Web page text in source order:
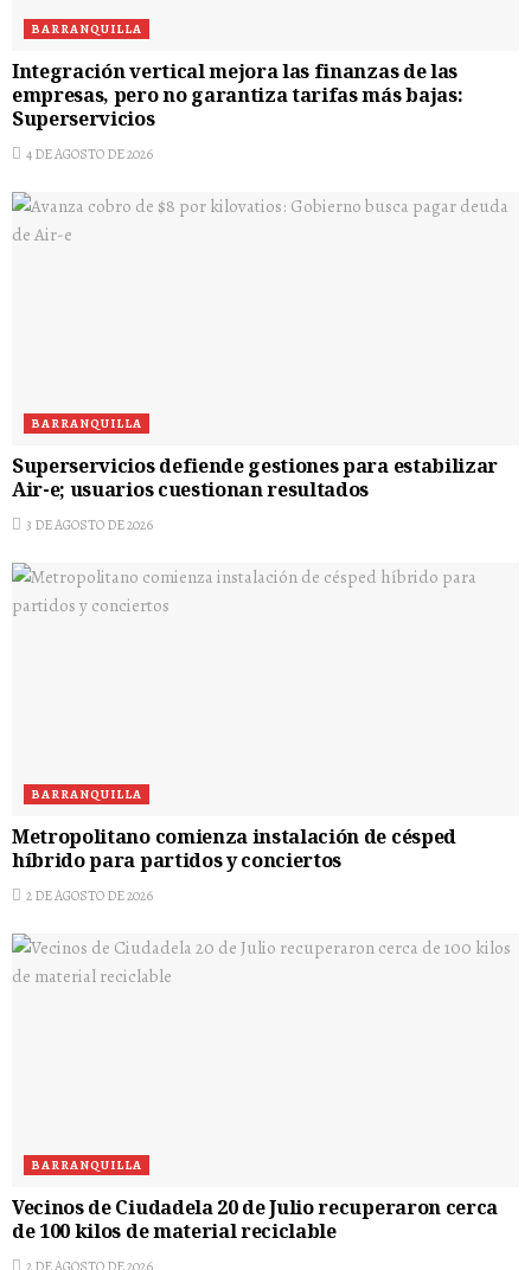
BARRANQUILLA
Integración vertical mejora las finanzas de las
empresas, pero no garantiza tarifas más bajas:
Superservicios
4 DE AGOSTO DE 2026
BARRANQUILLA
Superservicios defiende gestiones para estabilizar
Air-e; usuarios cuestionan resultados
3 DE AGOSTO DE 2026
BARRANQUILLA
Metropolitano comienza instalación de césped
híbrido para partidos y conciertos
2 DE AGOSTO DE 2026
BARRANQUILLA
Vecinos de Ciudadela 20 de Julio recuperaron cerca
de 100 kilos de material reciclable